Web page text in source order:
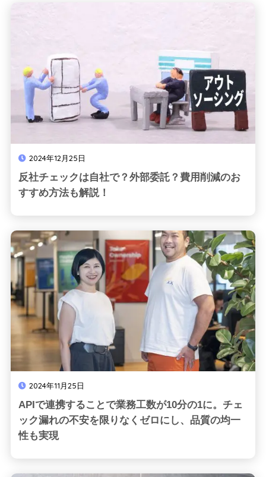
2024年12月25日
反社チェックは自社で？外部委託？費用削減のお
すすめ方法も解説！
2024年11月25日
APIで連携することで業務工数が10分の1に。チェ
ック漏れの不安を限りなくゼロにし、品質の均一
性も実現